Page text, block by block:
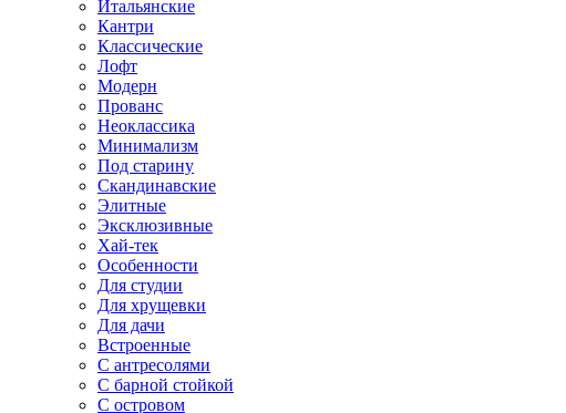
Итальянские
Кантри
Классические
Лофт
Модерн
Прованс
Неоклассика
Минимализм
Под старину
Скандинавские
Элитные
Эксклюзивные
Хай-тек
Особенности
Для студии
Для хрущевки
Для дачи
Встроенные
С антресолями
С барной стойкой
С островом